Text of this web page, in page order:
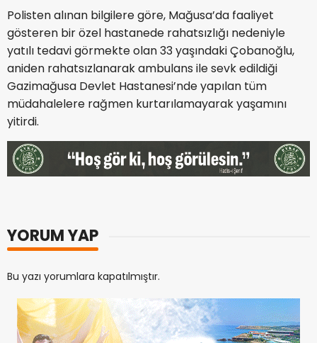
Polisten alınan bilgilere göre, Mağusa’da faaliyet
gösteren bir özel hastanede rahatsızlığı nedeniyle
yatılı tedavi görmekte olan 33 yaşındaki Çobanoğlu,
aniden rahatsızlanarak ambulans ile sevk edildiği
Gazimağusa Devlet Hastanesi’nde yapılan tüm
müdahalelere rağmen kurtarılamayarak yaşamını
yitirdi.
YORUM YAP
Bu yazı yorumlara kapatılmıştır.